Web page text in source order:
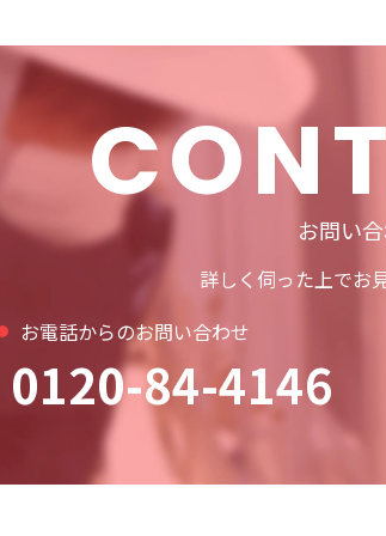
お問い
詳しく伺った上でお
お電話からのお問い合わせ
0120-84-4146